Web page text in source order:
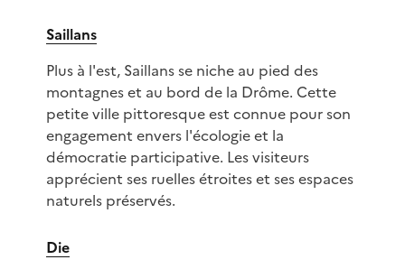
Saillans
Plus à l'est, Saillans se niche au pied des
montagnes et au bord de la Drôme. Cette
petite ville pittoresque est connue pour son
engagement envers l'écologie et la
démocratie participative. Les visiteurs
apprécient ses ruelles étroites et ses espaces
naturels préservés.
Die